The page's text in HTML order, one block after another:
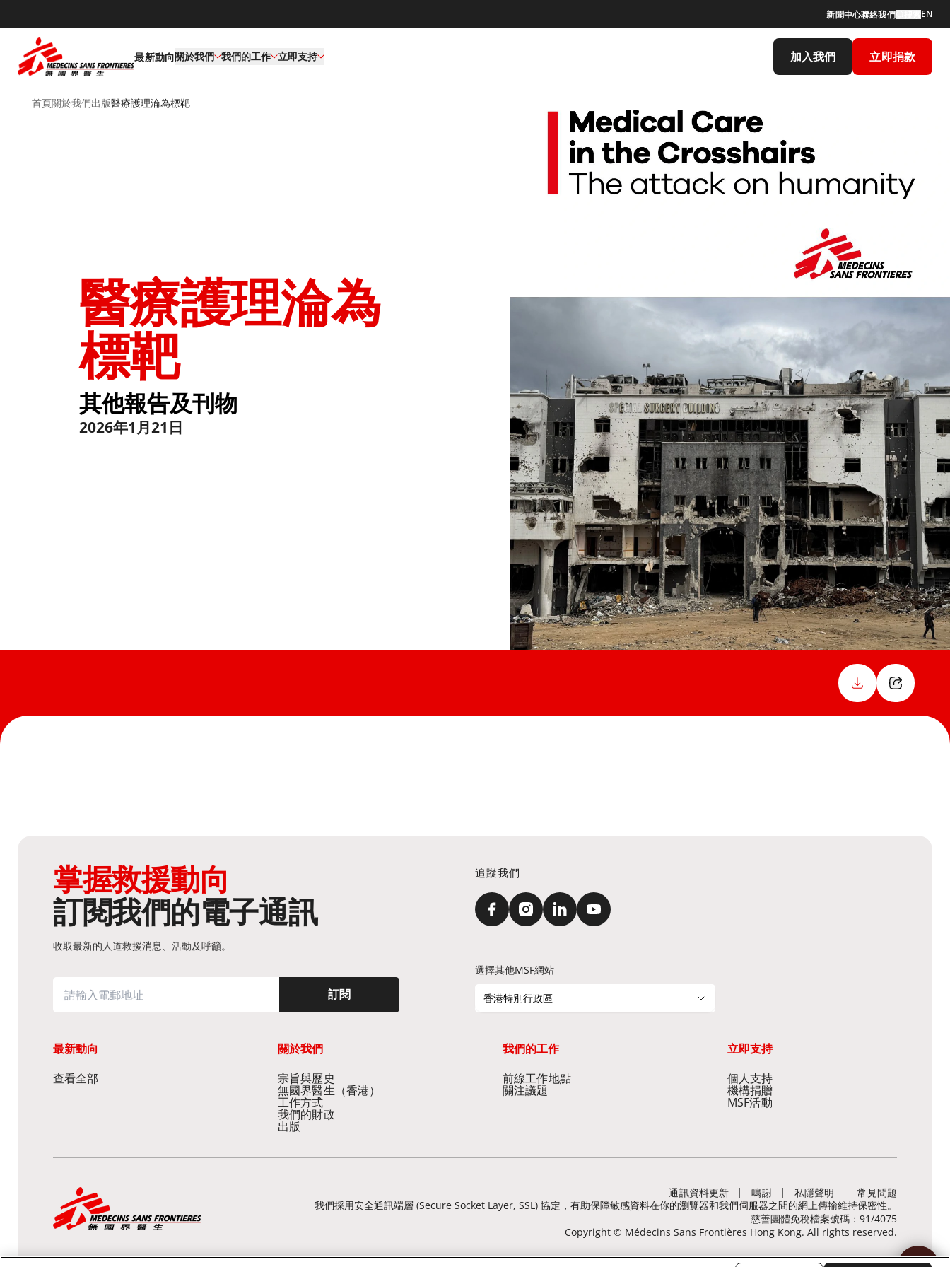
新聞中心聯絡我們 EN
最新動向關於我們 我們的工作​ 立即支持 加入我們 立即捐款
首頁關於我們出版醫療護理淪為標靶
醫療護理淪為
標靶
其他報告及刊物
2026年1月21日
202601 MSF Medical Care In The Crosshairs The Attack On Humanity Report Final
掌握救援動向
訂閱我們的電子通訊
收取最新的人道救援消息、活動及呼籲。
訂閱
追蹤我們
選擇其他MSF網站
香港特別行政區
最新動向
查看全部
關於我們
宗旨與歷史​
無國界醫生（香港）​
工作方式
我們的財政
出版
我們的工作
前線工作地點​
關注議題
立即支持
個人支持
機構捐贈
MSF活動
通訊資料更新 鳴謝 私隱聲明
常見問題
我們採用安全通訊端層 (Secure Socket Layer, SSL) 協定，有助保障敏感資料在你的瀏覽器和我們伺服器之間的網上傳輸維持保密性。
慈善團體免稅檔案號碼：91/4075
Copyright © Médecins Sans Frontières Hong Kong. All rights reserved.